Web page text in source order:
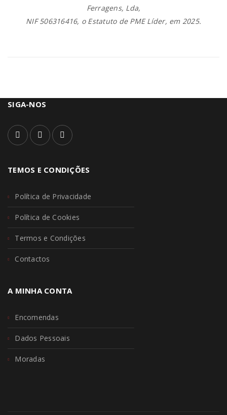
Ferragens, Lda,
NIF 506316416, o Estatuto de PME Líder, em 2025.
SIGA-NOS
TEMOS E CONDIÇÕES
Política de Privacidade
Política de Cookies
Termos e Condições
Contactos
A MINHA CONTA
Encomendas
Dados Pessoais
Moradas